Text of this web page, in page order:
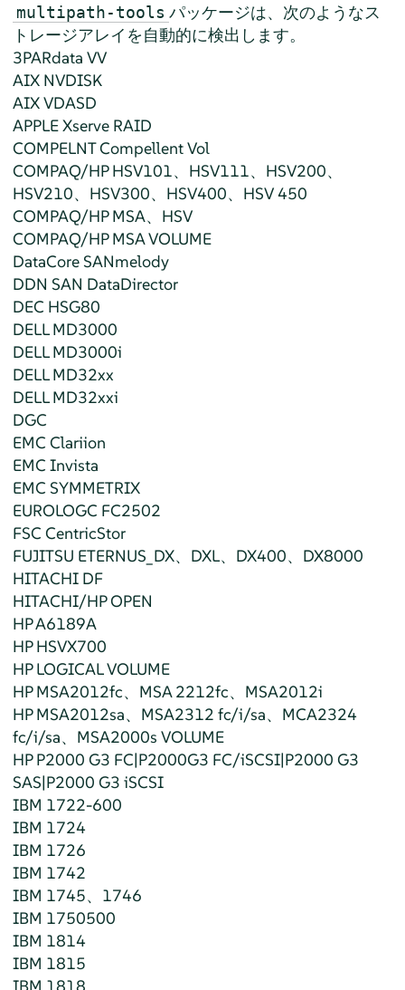
multipath-tools パッケージは、次のようなス
トレージアレイを自動的に検出します。
3PARdata VV
AIX NVDISK
AIX VDASD
APPLE Xserve RAID
COMPELNT Compellent Vol
COMPAQ/HP HSV101、HSV111、HSV200、
HSV210、HSV300、HSV400、HSV 450
COMPAQ/HP MSA、HSV
COMPAQ/HP MSA VOLUME
DataCore SANmelody
DDN SAN DataDirector
DEC HSG80
DELL MD3000
DELL MD3000i
DELL MD32xx
DELL MD32xxi
DGC
EMC Clariion
EMC Invista
EMC SYMMETRIX
EUROLOGC FC2502
FSC CentricStor
FUJITSU ETERNUS_DX、DXL、DX400、DX8000
HITACHI DF
HITACHI/HP OPEN
HP A6189A
HP HSVX700
HP LOGICAL VOLUME
HP MSA2012fc、MSA 2212fc、MSA2012i
HP MSA2012sa、MSA2312 fc/i/sa、MCA2324
fc/i/sa、MSA2000s VOLUME
HP P2000 G3 FC|P2000G3 FC/iSCSI|P2000 G3
SAS|P2000 G3 iSCSI
IBM 1722-600
IBM 1724
IBM 1726
IBM 1742
IBM 1745、1746
IBM 1750500
IBM 1814
IBM 1815
IBM 1818